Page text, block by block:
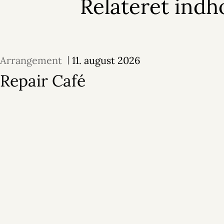
Relateret
Arrangement 11. august 2026
Repair Café